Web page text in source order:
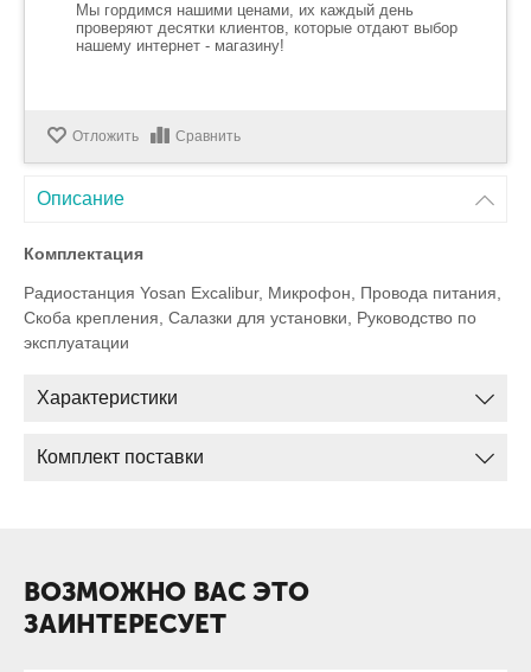
Мы гордимся нашими ценами, их каждый день
проверяют десятки клиентов, которые отдают выбор
нашему интернет - магазину!
Отложить Сравнить
Описание
Комплектация
Радиостанция Yosan Excalibur, Микрофон, Провода питания,
Скоба крепления, Салазки для установки, Руководство по
эксплуатации
Характеристики
Комплект поставки
ВОЗМОЖНО ВАС ЭТО
ЗАИНТЕРЕСУЕТ